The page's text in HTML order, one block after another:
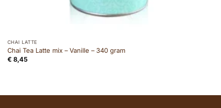
CHAI LATTE
Chai Tea Latte mix – Vanille – 340 gram
€ 8,45